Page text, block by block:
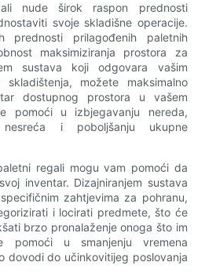
nude širok raspon prednosti
svoje skladišne operacije.
prednosti prilagođenih paletnih
maksimiziranja prostora za
sustava koji odgovara vašim
skladištenja, možete maksimalno
dostupnog prostora u vašem
pomoći u izbjegavanju nereda,
i poboljšanju ukupne
regali mogu vam pomoći da
inventar. Dizajniranjem sustava
zahtjevima za pohranu,
i locirati predmete, što će
brzo pronalaženje onoga što im
pomoći u smanjenju vremena
dovodi do učinkovitijeg poslovanja